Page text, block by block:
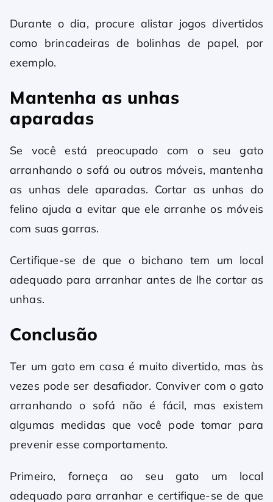
Durante o dia, procure alistar jogos divertidos
como brincadeiras de bolinhas de papel, por
exemplo.
Mantenha as unhas
aparadas
Se você está preocupado com o seu gato
arranhando o sofá ou outros móveis, mantenha
as unhas dele aparadas. Cortar as unhas do
felino ajuda a evitar que ele arranhe os móveis
com suas garras.
Certifique-se de que o bichano tem um local
adequado para arranhar antes de lhe cortar as
unhas.
Conclusão
Ter um gato em casa é muito divertido, mas às
vezes pode ser desafiador. Conviver com o gato
arranhando o sofá não é fácil, mas existem
algumas medidas que você pode tomar para
prevenir esse comportamento.
Primeiro, forneça ao seu gato um local
adequado para arranhar e certifique-se de que